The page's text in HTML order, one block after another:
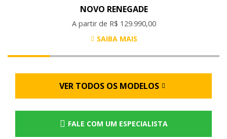
NOVO RENEGADE
A partir de R$ 129.990,00
SAIBA MAIS
VER TODOS OS MODELOS
FALE COM UM ESPECIALISTA